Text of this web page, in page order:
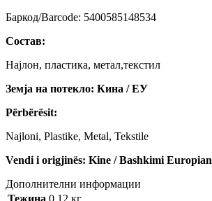
Баркод/Barcode: 5400585148534
Состав:
Најлон, пластика, метал,текстил
Земја на потекло: Кина / ЕУ
Përbërësit:
Najloni, Plastike, Metal, Tekstile
Vendi i origjinës: Kine / Bashkimi Europian
Дополнителни информации
Тежина 0.12 кг